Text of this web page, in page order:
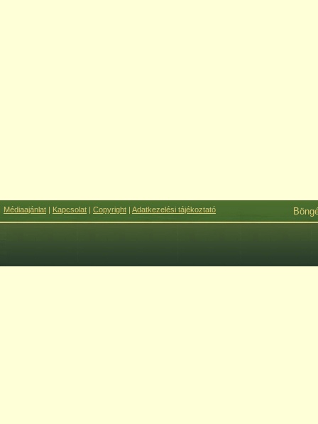
Médiaajánlat | Kapcsolat | Copyright | Adatkezelési tájékoztató